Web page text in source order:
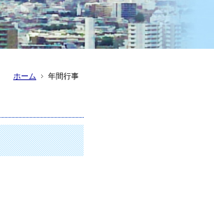
年間行事
ホーム